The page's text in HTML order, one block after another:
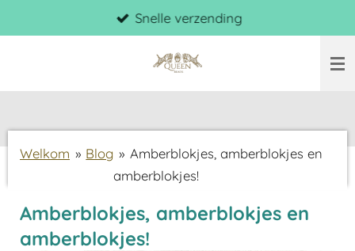
direct
Snelle verzending
Welkom » Blog » Amberblokjes, amberblokjes en
amberblokjes!
Amberblokjes, amberblokjes en
amberblokjes!